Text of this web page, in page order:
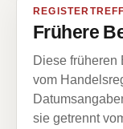
Frühere
Diese früheren
vom
sie getrennt